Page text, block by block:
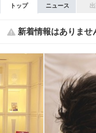
トップ ニュース
新着情報はありませ